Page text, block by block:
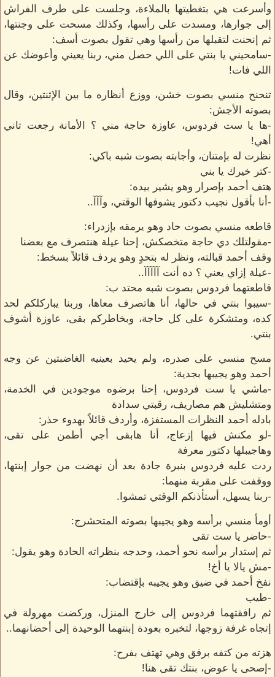
وأسرعت هي بتغطيتها بالملاءة، وجلست على طرف الفراش
إلى جوارها، ومسدت على رأسها، وكذلك مسحت على وجنتها،
ثم إنحنت لتقبلها من رأسها وهي تقول بصوت أسف:
-سامحيني يا بنتي على اللي حصل مني، ربنا يعيني وأعوضك عن
اللي فات!
تنحنح منسي بصوت خشن، ووزع أنظاره ما بين الإثنتين، وقال
بصوته الأجش:
-ها يا ست فردوس، عاوزة حاجة مني ؟ الأمانة رجعت تاني
أهي!
نظرت له بإمتنان، وأجابته بصوت شبه باكي:
-كتر خيرك يا بني
هتف أحمد بإصرار وهو يشير بيده:
-أنا بأقول نجيب دكتور يشوفها الوقتي، وآآآ..
قاطعه منسي بصوت حاد وهو يرمقه بإزدراء:
-مقولتلك دي حاجة متخصكش، إحنا عيلة هنتصرف مع بعضنا
وقف أحمد قبالته، ونظر له بتحدٍ وهو يردف قائلاً بسخط:
-عيلة إزاي يعني ؟ ده أنت آآآآآ..
قاطعتهما فردوس بصوت شبه محتد ب:
-سيبوا بنتي في حالها، أنا هاتصرف معاها، وربنا يباركلكم لحد
كده، ومتشكرة على كل حاجة، وبخاطركم بقى، عاوزة أشوف
بنتي.
مسح منسي على صدره، ولم يحيد بعينيه الغاضبتين عن وجه
أحمد وهو يجيبها بجدية:
-ماشي يا ست فردوس، إحنا برضوه موجودين في الخدمة،
ومتشليش هم مصاريف، رقبتي سدادة
بادله أحمد النظرات المستفزة، وأردف قائلاً بهدوء حذر:
-لو مكنش فيها إزعاج، أنا هابقى أجي أطمن على تقى،
وهاجيبلها دكتور معرفة
ردت عليه فردوس بنبرة جادة بعد أن نهضت من جوار إبنتها،
ووقفت على مقربة منهما:
-ربنا يسهل، أستأذنكم الوقتي تمشوا.
أومأ منسي برأسه وهو يجيبها بصوته المتحشرج:
-حاضر يا ست تقى
ثم إستدار برأسه نحو أحمد، وحدجه بنظراته الحادة وهو يقول:
-مش يالا يا أخ!
نفخ أحمد في ضيق وهو يجيبه بإقتضاب:
-طيب
ثم رافقتهما فردوس إلى خارج المنزل، وركضت مهرولة في
إتجاه غرفة زوجها، لتخبره بعودة إبنتهما الوحيدة إلى أحضانهما..
هزته من كتفه برفق وهي تهتف بفرح:
-إصحى يا عوض، بنتك تقى هنا!